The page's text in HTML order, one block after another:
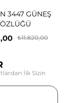
3447 GÜNEŞ
₺11.820,00
İlk Sizin